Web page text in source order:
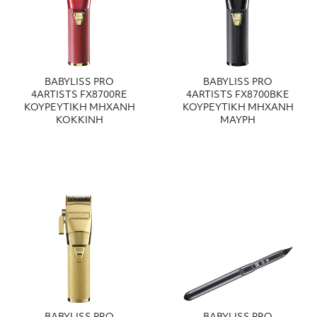
BABYLISS PRO
4ARTISTS FX8700RE
ΚΟΥΡΕΥΤΙΚΗ ΜΗΧΑΝΗ
ΚΟΚΚΙΝΗ
BABYLISS PRO
4ARTISTS FX8700BKE
ΚΟΥΡΕΥΤΙΚΗ ΜΗΧΑΝΗ
ΜΑΥΡΗ